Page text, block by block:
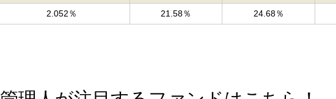
2.052％
21.58％ 24.68％